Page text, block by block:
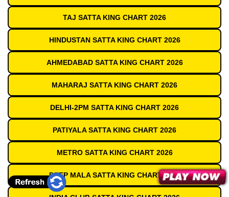
TAJ SATTA KING CHART 2026
HINDUSTAN SATTA KING CHART 2026
AHMEDABAD SATTA KING CHART 2026
MAHARAJ SATTA KING CHART 2026
DELHI-2PM SATTA KING CHART 2026
PATIYALA SATTA KING CHART 2026
METRO SATTA KING CHART 2026
DEEP MALA SATTA KING CHART 2026